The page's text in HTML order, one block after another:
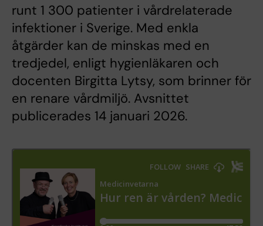
runt 1 300 patienter i vårdrelaterade
infektioner i Sverige. Med enkla
åtgärder kan de minskas med en
tredjedel, enligt hygienläkaren och
docenten Birgitta Lytsy, som brinner för
en renare vårdmiljö. Avsnittet
publicerades 14 januari 2026.